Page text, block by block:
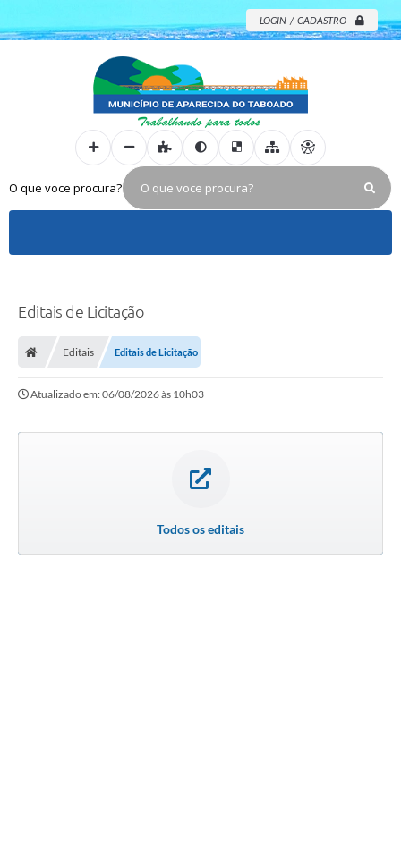
LOGIN / CADASTRO
O que voce procura?
Editais de Licitação
Editais Editais de Licitação
Atualizado em: 06/08/2026 às 10h03
Todos os editais